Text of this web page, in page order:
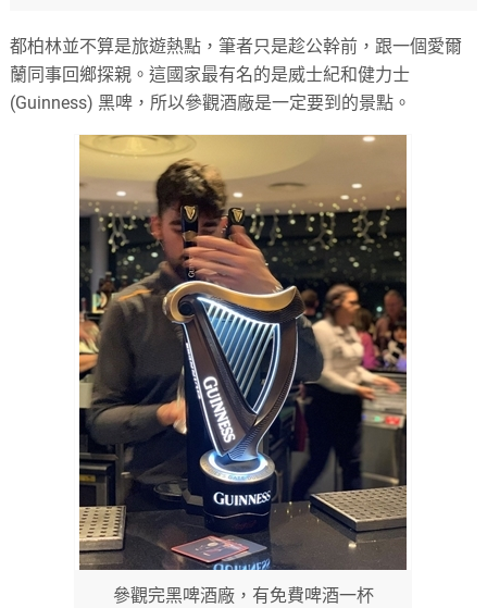
都柏林並不算是旅遊熱點，筆者只是趁公幹前，跟一個愛爾
蘭同事回鄉探親。這國家最有名的是威士紀和健力士
(Guinness) 黑啤，所以參觀酒廠是一定要到的景點。
參觀完黑啤酒廠，有免費啤酒一杯